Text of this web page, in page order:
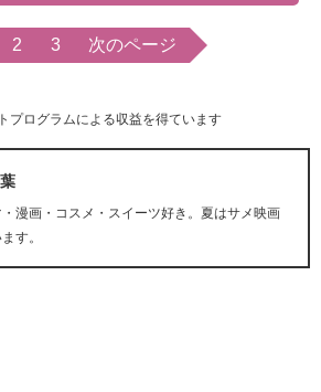
2 3 次のページ
プログラムによる収益を得ています
漫画・コスメ・スイーツ好き。夏はサメ映画
す。